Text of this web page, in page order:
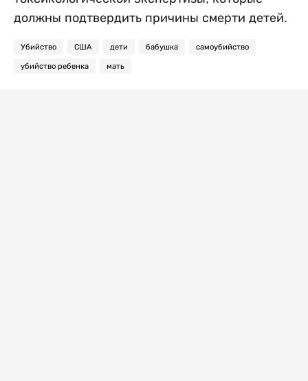
должны подтвердить причины смерти детей.
Убийство США дети бабушка самоубийство
убийство ребенка мать